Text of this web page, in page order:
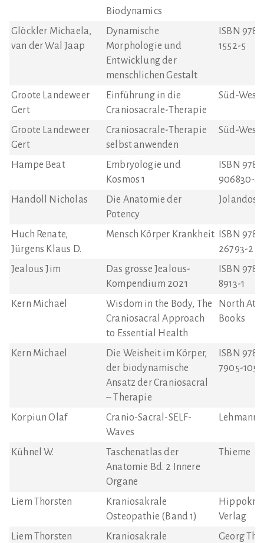
Biodynamics
Glöckler Michaela,
van der Wal Jaap
Dynamische
Morphologie und
Entwicklung der
menschlichen Gestalt
ISBN
1552-5
Groote Landeweer
Gert
Einführung in die
Craniosacrale-Therapie
Süd-
Groote Landeweer
Gert
Craniosacrale-Therapie
selbst anwenden
Süd-
Hampe Beat
Embryologie und
Kosmos 1
ISBN 978-
906830-
Handoll Nicholas
Die Anatomie der
Potency
Jolandos
Huch Renate,
Jürgens Klaus D.
Mensch Körper Krankheit
ISBN
26793-2
Jealous Jim
Das grosse Jealous-
Kompendium 2021
ISBN
8913-1
Kern Michael
Wisdom in the Body, The
Craniosacral Approach
to Essential Health
North
Books
Kern Michael
Die Weisheit im Körper,
der biodynamische
Ansatz der Craniosacral
– Therapie
ISBN 978-
7905-
Korpiun Olaf
Cranio-Sacral-SELF-
Waves
Kühnel W.
Taschenatlas der
Anatomie Bd. 2 Innere
Organe
Thieme
Liem Thorsten
Kraniosakrale
Osteopathie (Band 1)
Verlag
Liem Thorsten
Kraniosakrale
Georg